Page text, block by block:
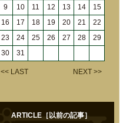
9
10 11 12 13 14
15
16
17 18 19 20 21
22
23
24 25 26 27 28
29
30
31
<< LAST NEXT >>
ARTICLE［以前の記事］